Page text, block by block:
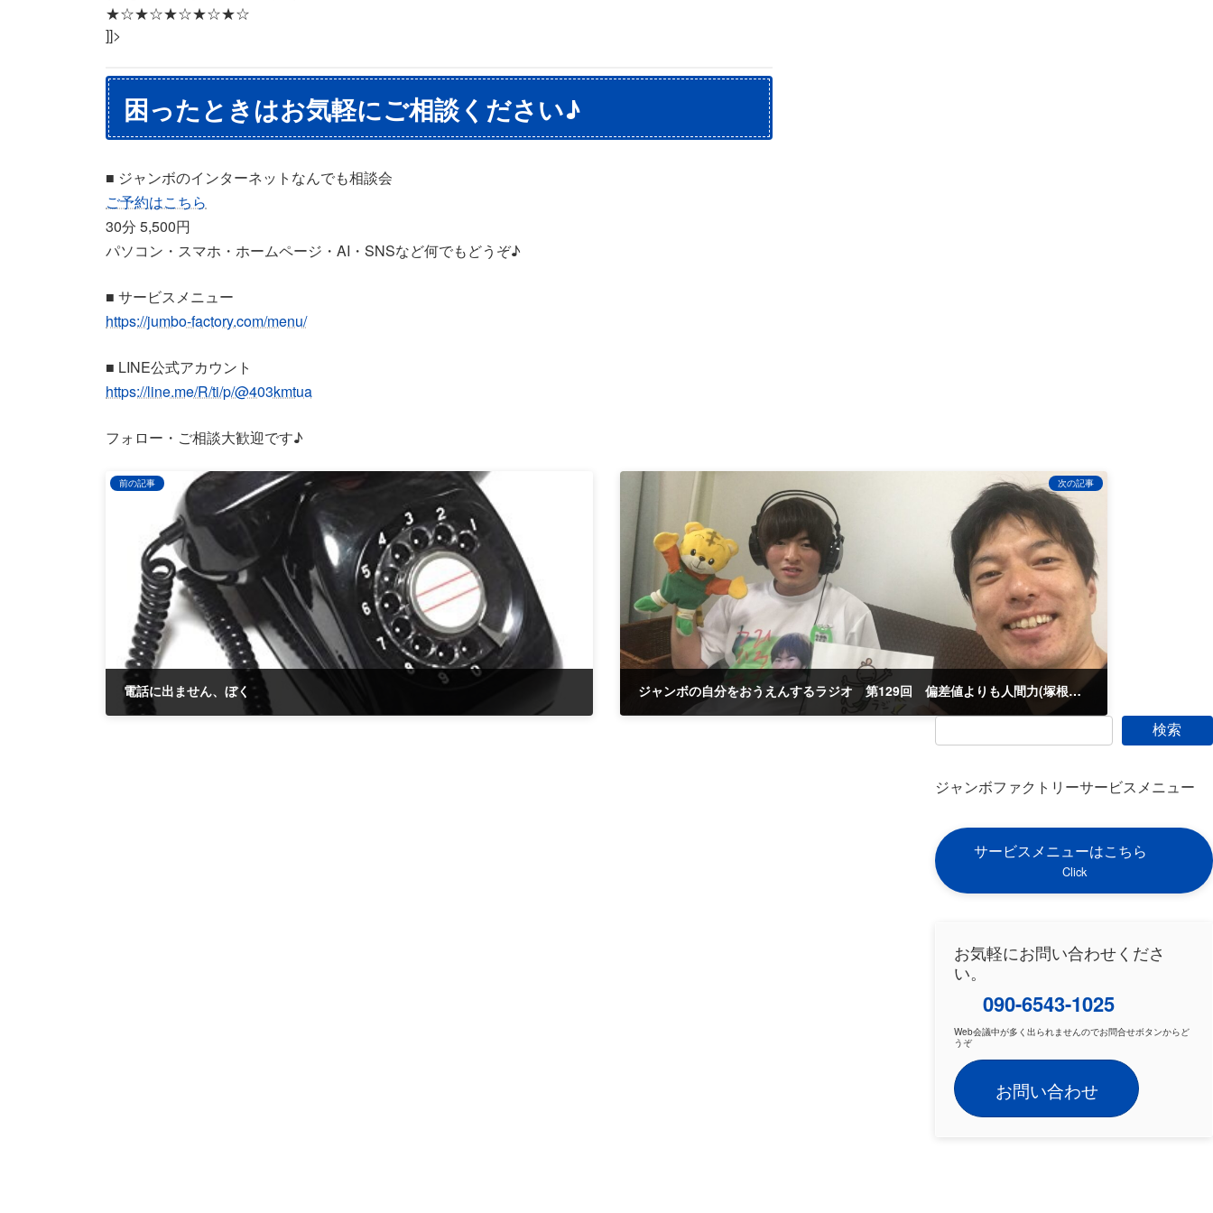
★☆★☆★☆★☆★☆
]]>
困ったときはお気軽にご相談ください♪
■ ジャンボのインターネットなんでも相談会
ご予約はこちら
30分 5,500円
パソコン・スマホ・ホームページ・AI・SNSなど何でもどうぞ♪
■ サービスメニュー
https://jumbo-factory.com/menu/
■ LINE公式アカウント
https://line.me/R/ti/p/@403kmtua
フォロー・ご相談大歓迎です♪
前の記事
電話に出ません、ぼく
2018-08-03
次の記事
ジャンボの自分をおうえんするラジオ 第129回 偏差値よりも人間力(塚根啓生さん)
2018-08-12
検索
ジャンボファクトリーサービスメニュー
サービスメニューはこちら
Click
お気軽にお問い合わせくださ
い。
090-6543-1025
Web会議中が多く出られませんのでお問合せボタンからど
うぞ
お問い合わせ